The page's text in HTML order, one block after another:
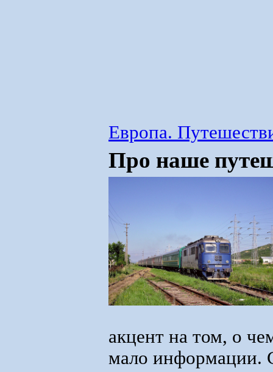
Европа.
Про наше
акцент на том, о
мало информации.